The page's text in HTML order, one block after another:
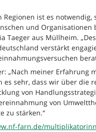
ist es notwendig,
und
Taeger aus Müllheim.
verstärkt
„Nach meiner Erfahrung
sehr, dass wir über die
von
von
zu stärken.“
farn.de/